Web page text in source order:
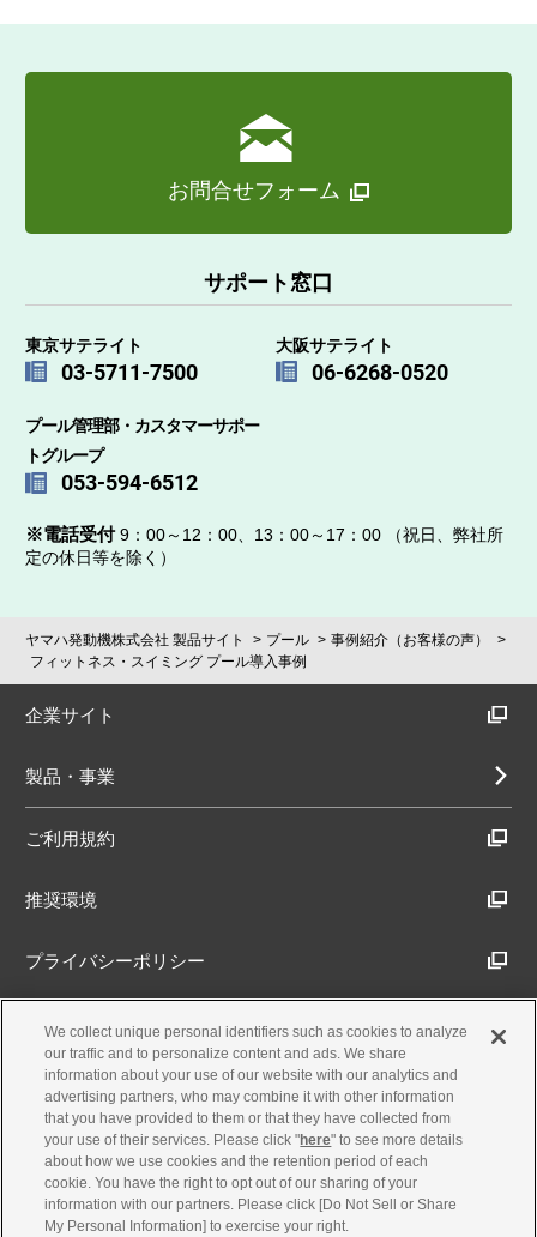
お問合せフォーム
サポート窓口
東京サテライト
03-5711-7500
大阪サテライト
06-6268-0520
プール管理部・カスタマーサポー
トグループ
053-594-6512
※電話受付9：00～12：00、13：00～17：00 （祝日、弊社所
定の休日等を除く）
ヤマハ発動機株式会社 製品サイト プール
事例紹介（お客様の声）
フィットネス・スイミング プール導入事例
企業サイト
製品・事業
ご利用規約
推奨環境
プライバシーポリシー
Cookieポリシー
アクセシビリティ方針
古物営業法に基づく表示
製品・事業のお問合せ
We collect unique personal identifiers such as cookies to analyze
our traffic and to personalize content and ads. We share
information about your use of our website with our analytics and
advertising partners, who may combine it with other information
that you have provided to them or that they have collected from
your use of their services. Please click "here" to see more details
about how we use cookies and the retention period of each
cookie. You have the right to opt out of our sharing of your
information with our partners. Please click [Do Not Sell or Share
My Personal Information] to exercise your right.